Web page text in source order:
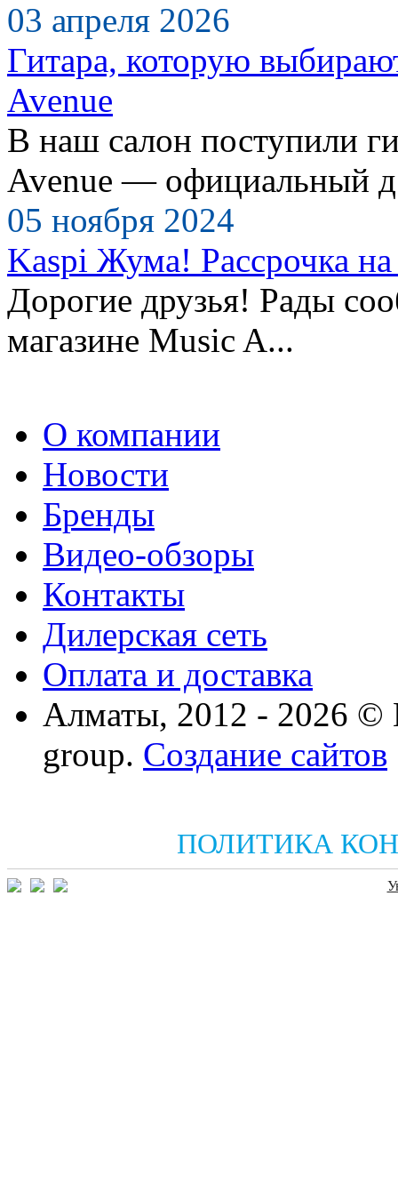
03 апреля 2026
Гитара, которую
Avenue
В наш салон поступили
Avenue — официальный
05 ноября 2024
Kaspi Жума! Рассрочка на
Дорогие друзья! Рады
магазине Music A...
О компании
Новости
Бренды
Видео-обзоры
Контакты
Дилерская сеть
Оплата и доставка
Алматы, 2012 - 2026 ©
group. Создание сайтов
ПОЛИТИКА